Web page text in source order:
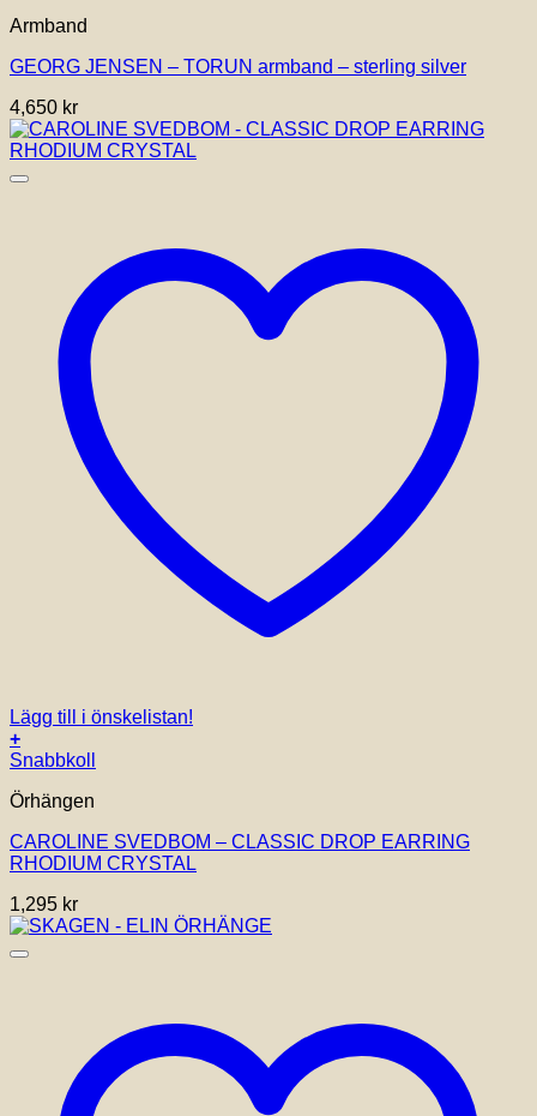
produkten
flera
De
olika
alternativen
kan
Armband
GEORG JENSEN – TORUN armband – sterling silver
4,650 kr
Lägg till i önskelistan!
+
Snabbkoll
Örhängen
CAROLINE SVEDBOM – CLASSIC DROP EARRING
RHODIUM CRYSTAL
1,295 kr